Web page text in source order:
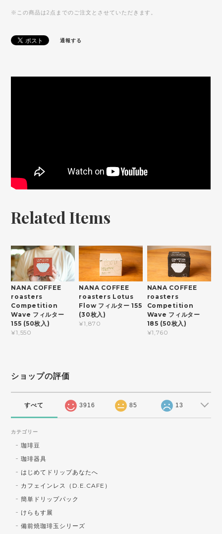
※この商品は2点までのご注文とさせていただきます。
通報する
Related Items
NANA COFFEE
roasters
Competition
Wave フィルター
155 (50枚入)
¥1,550
NANA COFFEE
roasters Lotus
Flow フィルター 155
(30枚入)
¥1,870
NANA COFFEE
roasters
Competition
Wave フィルター
185 (50枚入)
¥1,760
ショップの評価
すべて 3916 85 13
カテゴリー
珈琲豆
珈琲器具
はじめてドリップあなたへ
カフェインレス（D.E.CAFE）
簡単ドリップパック
けらもす展
備前焼珈琲玉シリーズ